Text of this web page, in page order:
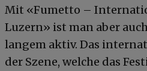
Mit «Fumetto –
Luzern» ist man aber
langem aktiv. Das
der Szene, welche das